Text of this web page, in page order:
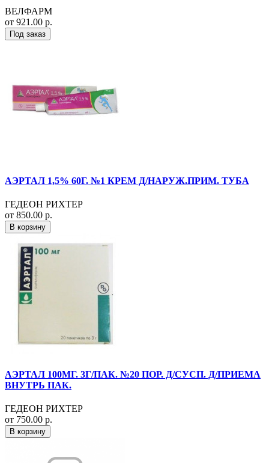
ВЕЛФАРМ
от 921.00 р.
Под заказ
АЭРТАЛ 1,5% 60Г. №1 КРЕМ Д/НАРУЖ.ПРИМ. ТУБА
ГЕДЕОН РИХТЕР
от 850.00 р.
В корзину
АЭРТАЛ 100МГ. 3Г/ПАК. №20 ПОР. Д/СУСП. Д/ПРИЕМА
ВНУТРЬ ПАК.
ГЕДЕОН РИХТЕР
от 750.00 р.
В корзину